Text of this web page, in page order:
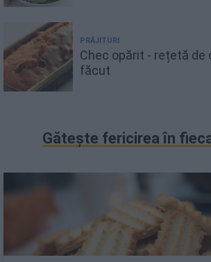
PRĂJITURI
Chec opărit - rețetă de
făcut
Gătește fericirea în